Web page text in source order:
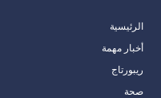
الرئيسية
أخبار مهمة
ريبورتاج
صحة